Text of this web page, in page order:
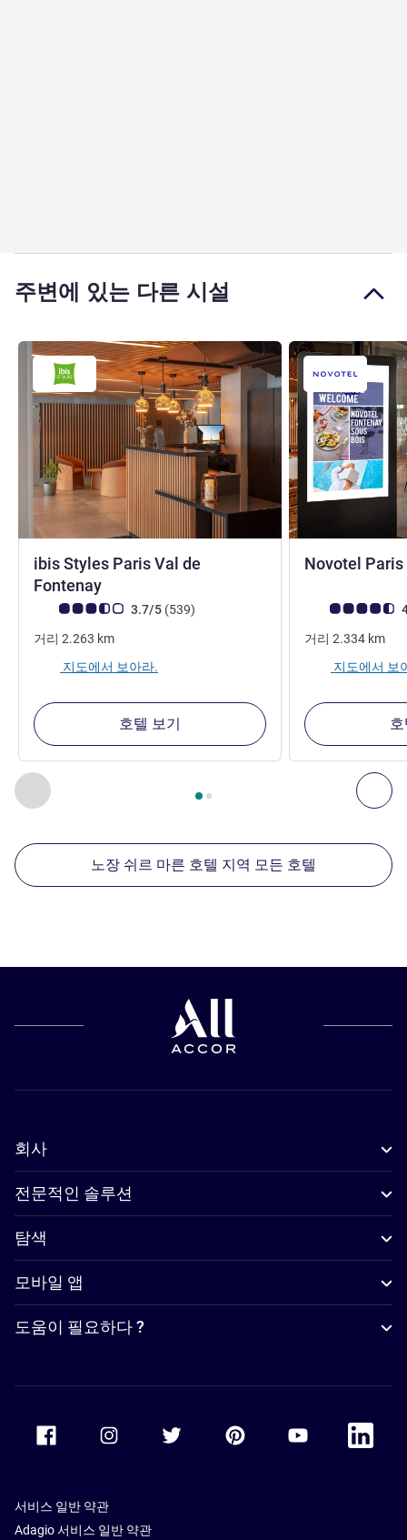
주변에 있는 다른 시설
이전 - 주변에 있는 다른 시설 다
2/ 페이지 , 주변에 있는 다른 시설 1 :, 주변에 있는 다른 시
ibis Styles Paris Val de
Fontenay
고객 평점 (ALL 평가)
3.7/5 (539리뷰
)
거리 2.263 km
지도에서 보아라.
호텔 보기
Novotel
고객 평점 (ALL 평
거리 2.334 km
지도에서 보
노장 쉬르 마른 호텔 지역 모든 호텔
회사
전문적인 솔루션
탐색
모바일 앱
도움이 필요하다 ?
Accor Facebook Accor TwitterAccor PinterestAccor Youtube
Accor
서비스 일반 약관
Adagio 서비스 일반 약관